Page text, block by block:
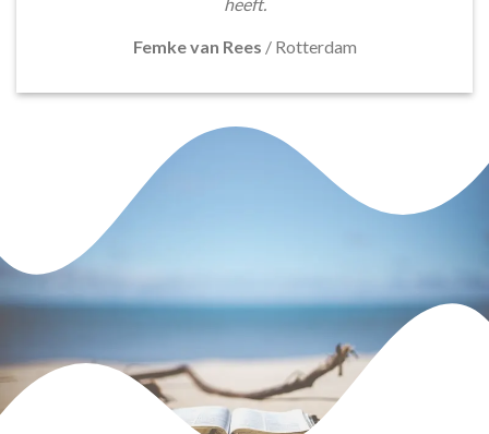
heeft.
Femke van Rees / Rotterdam